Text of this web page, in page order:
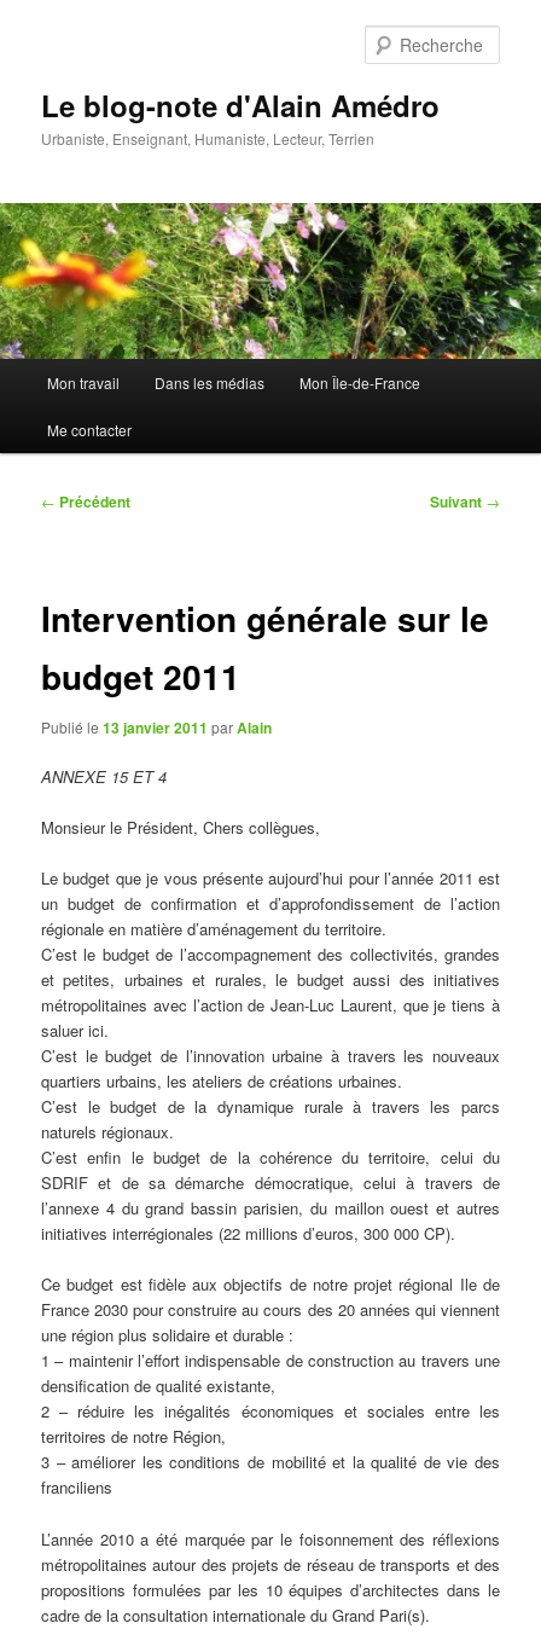
Le blog-note d'Alain Amédro
Urbaniste, Enseignant, Humaniste, Lecteur, Terrien
principal
Mon travail Dans les médias Mon Île-de-France
Me contacter
Navigation
← Précédent Suivant →
Intervention générale sur le
budget 2011
Publié le13 janvier 2011 parAlain
ANNEXE 15 ET 4
Monsieur le Président, Chers collègues,
Le budget que je vous présente aujourd’hui pour l’année 2011 est
un budget de confirmation et d’approfondissement de l’action
régionale en matière d’aménagement du territoire.
C’est le budget de l’accompagnement des collectivités, grandes
et petites, urbaines et rurales, le budget aussi des initiatives
métropolitaines avec l’action de Jean-Luc Laurent, que je tiens à
saluer ici.
C’est le budget de l’innovation urbaine à travers les nouveaux
quartiers urbains, les ateliers de créations urbaines.
C’est le budget de la dynamique rurale à travers les parcs
naturels régionaux.
C’est enfin le budget de la cohérence du territoire, celui du
SDRIF et de sa démarche démocratique, celui à travers de
l’annexe 4 du grand bassin parisien, du maillon ouest et autres
initiatives interrégionales (22 millions d’euros, 300 000 CP).
Ce budget est fidèle aux objectifs de notre projet régional Ile de
France 2030 pour construire au cours des 20 années qui viennent
une région plus solidaire et durable :
1 – maintenir l’effort indispensable de construction au travers une
densification de qualité existante,
2 – réduire les inégalités économiques et sociales entre les
territoires de notre Région,
3 – améliorer les conditions de mobilité et la qualité de vie des
franciliens
L’année 2010 a été marquée par le foisonnement des réflexions
métropolitaines autour des projets de réseau de transports et des
propositions formulées par les 10 équipes d’architectes dans le
cadre de la consultation internationale du Grand Pari(s).